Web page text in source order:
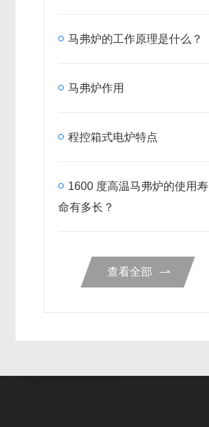
马弗炉的工作原理是什么？
马弗炉作用
程控箱式电炉特点
1600 度高温马弗炉的使用寿
命有多长？
查看全部